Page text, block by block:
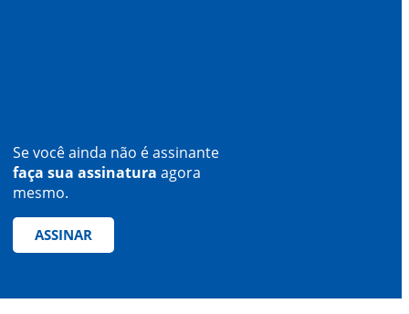
Se você ainda não é assinante
faça sua assinatura agora
mesmo.
ASSINAR